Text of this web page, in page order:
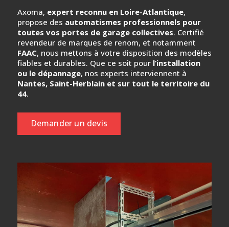
Axoma, expert reconnu en Loire-Atlantique,
propose des automatismes professionnels pour
toutes vos portes de garage collectives. Certifié
revendeur de marques de renom, et notamment
FAAC, nous mettons à votre disposition des modèles
fiables et durables. Que ce soit pour l’installation
ou le dépannage, nos experts interviennent à
Nantes, Saint-Herblain et sur tout le territoire du
44.
Demander un devis